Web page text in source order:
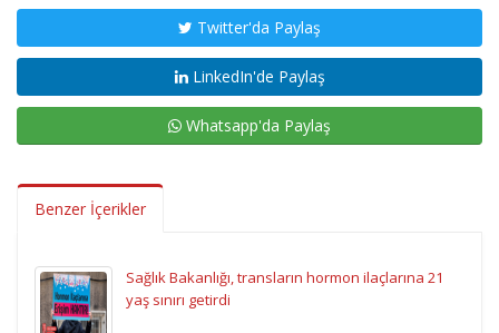
Twitter'da Paylaş
LinkedIn'de Paylaş
Whatsapp'da Paylaş
Benzer İçerikler
Sağlık Bakanlığı, transların hormon ilaçlarına 21
yaş sınırı getirdi